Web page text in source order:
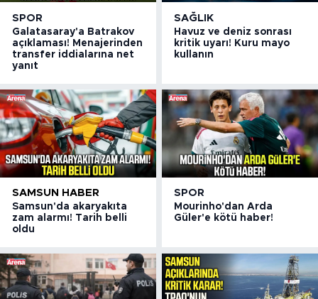
SPOR
Galatasaray'a Batrakov
açıklaması! Menajerinden
transfer iddialarına net
yanıt
SAĞLIK
Havuz ve deniz sonrası
kritik uyarı! Kuru mayo
kullanın
SAMSUN HABER
Samsun'da akaryakıta
zam alarmı! Tarih belli
oldu
SPOR
Mourinho'dan Arda
Güler'e kötü haber!